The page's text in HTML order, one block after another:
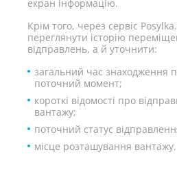
екран інформацію.
Крім того, через сервіс
переглянути історію
відправлень, а й уточнити:
загальний час знаходження
поточний момент;
короткі відомості про
вантажу;
поточний статус
місце розташування вантажу.